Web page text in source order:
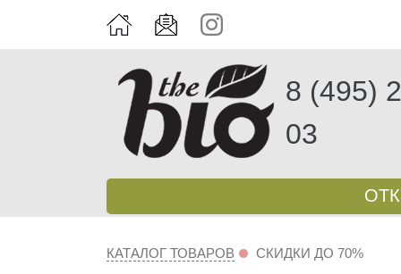
8 (495)
03
КАТАЛОГ ТОВАРОВ СКИДКИ ДО 70%